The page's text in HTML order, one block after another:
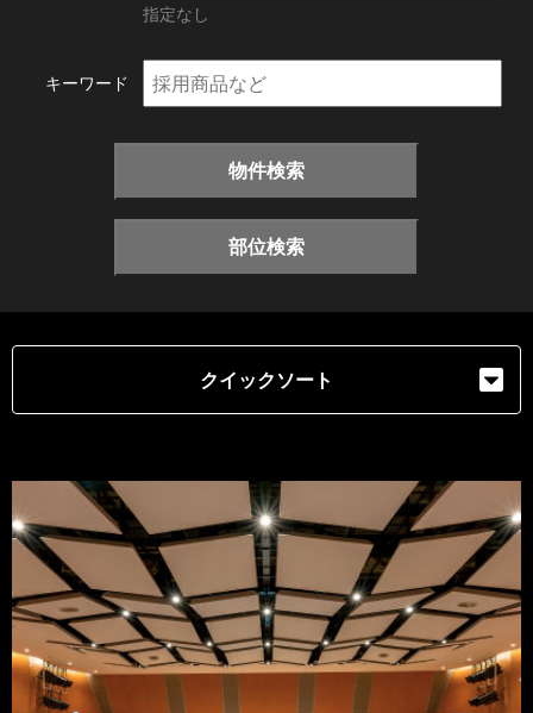
指定なし
キーワード
物件検索
部位検索
クイックソート